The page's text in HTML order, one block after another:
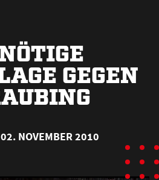
GEGEN
NOVEMBER 2010